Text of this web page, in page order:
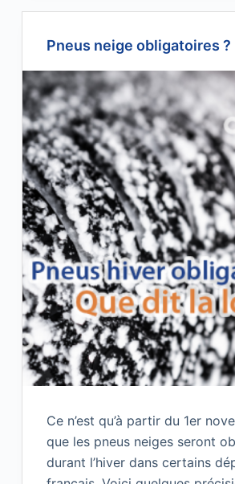
Pneus neige obligatoires ?
Ce n’est qu’à partir du 1er
que les pneus neiges seront
durant l’hiver dans certains